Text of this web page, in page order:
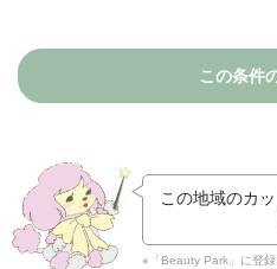
この条件
この地域のカ
※「Beauty Park」に登